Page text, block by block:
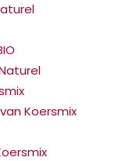
Koersmix